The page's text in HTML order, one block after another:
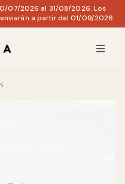
07/2026 al 31/08/2026. Los
a partir del 01/09/2026.